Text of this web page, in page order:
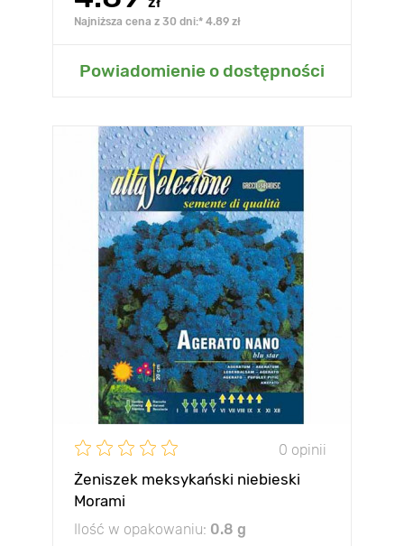
Najniższa cena z 30 dni:* 4.89 zł
Powiadomienie o dostępności
0 opinii
Żeniszek meksykański niebieski
Morami
Ilość w opakowaniu: 0.8 g